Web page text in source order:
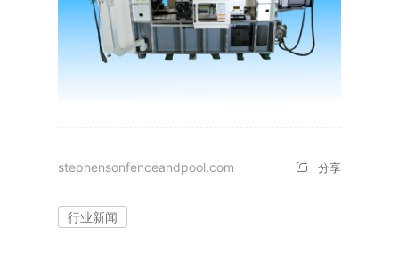
stephensonfenceandpool.com 分享
行业新闻